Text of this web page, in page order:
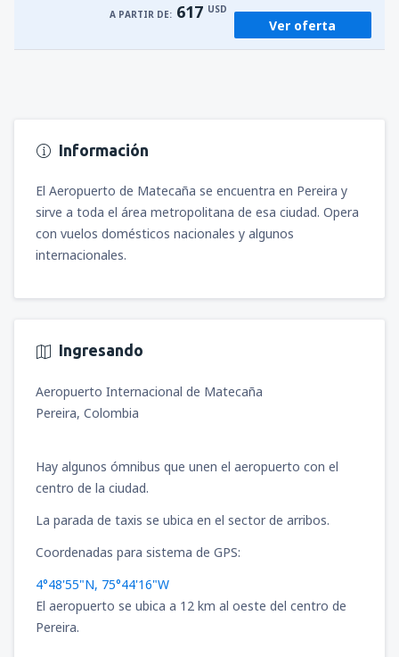
A PARTIR DE: 617 USD
Ver oferta
Información
El Aeropuerto de Matecaña se encuentra en Pereira y
sirve a toda el área metropolitana de esa ciudad. Opera
con vuelos domésticos nacionales y algunos
internacionales.
Ingresando
Aeropuerto Internacional de Matecaña
Pereira, Colombia
Hay algunos ómnibus que unen el aeropuerto con el
centro de la ciudad.
La parada de taxis se ubica en el sector de arribos.
Coordenadas para sistema de GPS:
4°48'55"N, 75°44'16"W
El aeropuerto se ubica a 12 km al oeste del centro de
Pereira.